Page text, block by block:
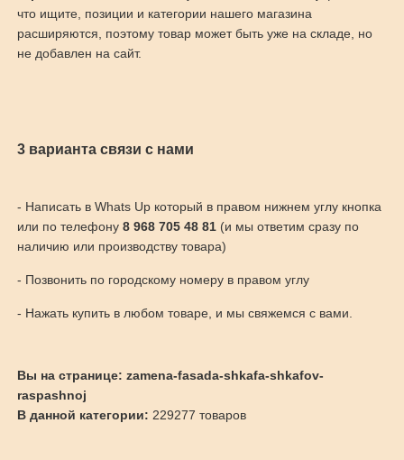
что ищите, позиции и категории нашего магазина
расширяются, поэтому товар может быть уже на складе, но
не добавлен на сайт.
3 варианта связи с нами
- Написать в Whats Up который в правом нижнем углу кнопка
или по телефону 8 968 705 48 81(и мы ответим сразу по
наличию или производству товара)
- Позвонить по городскому номеру в правом углу
- Нажать купить в любом товаре, и мы свяжемся с вами.
Вы на странице: zamena-fasada-shkafa-shkafov-
raspashnoj
В данной категории: 229277 товаров